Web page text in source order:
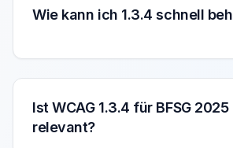
Wie kann ich 1.3.4 schnell
Ist WCAG 1.3.4 für BFSG 2025
relevant?